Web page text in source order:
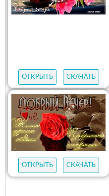
ОТКРЫТЬ СКАЧАТЬ
ОТКРЫТЬ СКАЧАТЬ